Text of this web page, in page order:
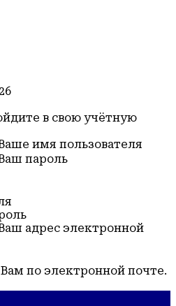
в свою учётную
имя пользователя
пароль
адрес электронной
по электронной почте.